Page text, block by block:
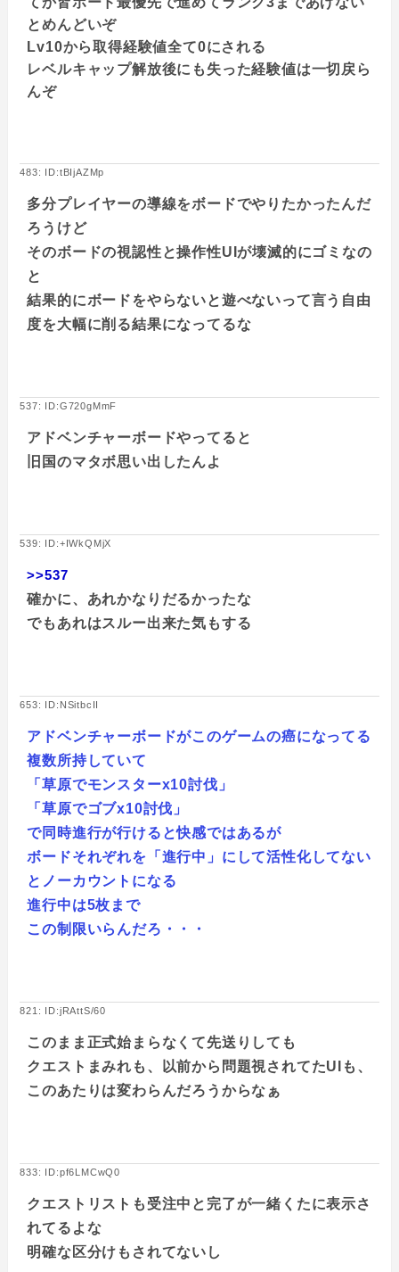
とめんどいぞ
Lv10から取得経験値全て0にされる
レベルキャップ解放後にも失った経験値は一切戻ら
んぞ
483: ID:tBIjAZMp
多分プレイヤーの導線をボードでやりたかったんだ
ろうけど
そのボードの視認性と操作性UIが壊滅的にゴミなの
と
結果的にボードをやらないと遊べないって言う自由
度を大幅に削る結果になってるな
537: ID:G720gMmF
アドベンチャーボードやってると
旧国のマタボ思い出したんよ
539: ID:+IWkQMjX
>>537
確かに、あれかなりだるかったな
でもあれはスルー出来た気もする
653: ID:NSitbcII
アドベンチャーボードがこのゲームの癌になってる
複数所持していて
「草原でモンスターx10討伐」
「草原でゴブx10討伐」
で同時進行が行けると快感ではあるが
ボードそれぞれを「進行中」にして活性化してない
とノーカウントになる
進行中は5枚まで
この制限いらんだろ・・・
821: ID:jRAttS/60
このまま正式始まらなくて先送りしても
クエストまみれも、以前から問題視されてたUIも、
このあたりは変わらんだろうからなぁ
833: ID:pf6LMCwQ0
クエストリストも受注中と完了が一緒くたに表示さ
れてるよな
明確な区分けもされてないし